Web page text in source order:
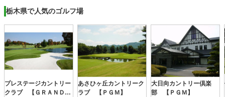
栃木県で人気のゴルフ場
プレステージカントリー
クラブ 【ＧＲＡＮＤ
あさひヶ丘カントリーク
ラブ 【ＰＧＭ】
大日向カントリー倶楽
部 【ＰＧＭ】